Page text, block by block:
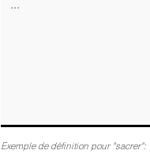
Exemple de définition pour "sacrer":